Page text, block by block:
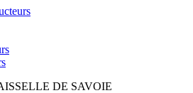
DE SAVOIE